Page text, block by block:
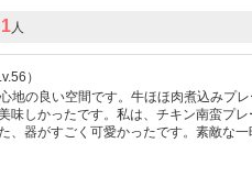
1人
）
地の良い空間です。牛ほほ肉煮込みプ
味しかったです。私は、チキン南蛮プ
、器がすごく可愛かったです。素敵な一